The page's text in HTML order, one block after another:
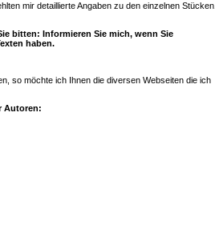
mir detaillierte Angaben zu den einzelnen Stücken.
bitten: Informieren Sie mich, wenn Sie
haben.
so möchte ich Ihnen die diversen Webseiten die ich
Autoren: